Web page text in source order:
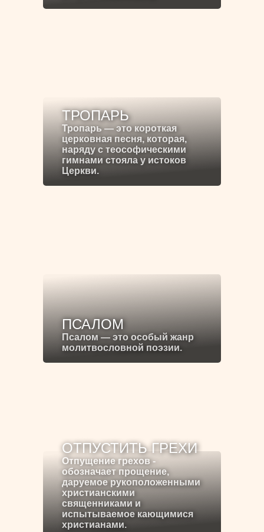
ТРОПАРЬ
Тропарь — это короткая
церковная песня, которая,
наряду с теософическими
гимнами стояла у истоков
Церкви.
ПСАЛОМ
Псалом — это особый жанр
молитвословной поэзии.
ОТПУСТИТЬ ГРЕХИ
Отпущение грехов -
обозначает прощение,
даруемое рукоположенными
христианскими
священниками и
испытываемое кающимися
христианами.